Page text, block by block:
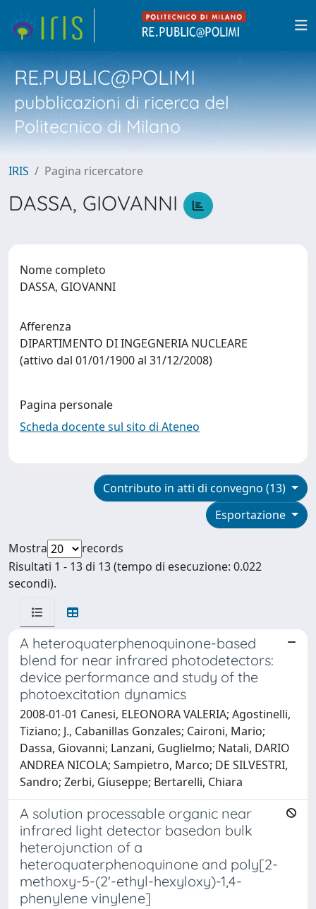
RE.PUBLIC@POLIMI
pubblicazioni di ricerca del
Politecnico di Milano
IRIS Pagina ricercatore
DASSA, GIOVANNI
Nome completo
DASSA, GIOVANNI
Afferenza
DIPARTIMENTO DI INGEGNERIA NUCLEARE
(attivo dal 01/01/1900 al 31/12/2008)
Pagina personale
Scheda docente sul sito di Ateneo
Contributo in atti di convegno (13)
Esportazione
Mostra
records
Risultati 1 - 13 di 13 (tempo di esecuzione: 0.022
secondi).
A heteroquaterphenoquinone-based
blend for near infrared photodetectors:
device performance and study of the
photoexcitation dynamics
2008-01-01 Canesi, ELEONORA VALERIA; Agostinelli,
Tiziano; J., Cabanillas Gonzales; Caironi, Mario;
Dassa, Giovanni; Lanzani, Guglielmo; Natali, DARIO
ANDREA NICOLA; Sampietro, Marco; DE SILVESTRI,
Sandro; Zerbi, Giuseppe; Bertarelli, Chiara
A solution processable organic near
infrared light detector basedon bulk
heterojunction of a
heteroquaterphenoquinone and poly[2-
methoxy-5-(2'-ethyl-hexyloxy)-1,4-
phenylene vinylene]